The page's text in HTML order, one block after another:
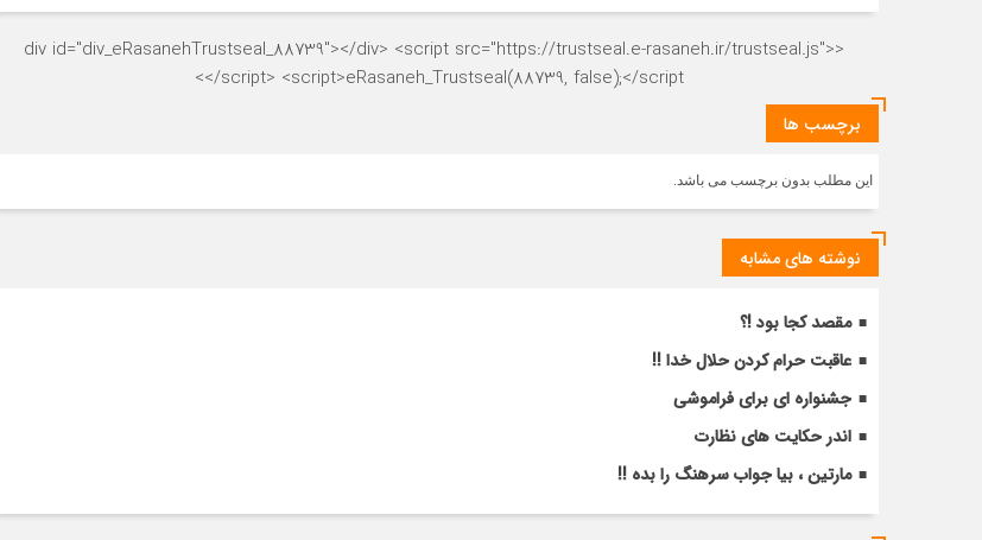
<div id="div_eRasanehTrustseal_88739"></div> <script src="https://trustseal.e-rasaneh.ir/trustseal.js">
</script> <script>eRasaneh_Trustseal(88739, false);</script>
برچسب ها
این مطلب بدون برچسب می باشد.
نوشته های مشابه
مقصد کجا بود !؟
عاقبت حرام کردن حلال خدا !!
جشنواره ای برای فراموشی
اندر حکایت های نظارت
مارتین ، بیا جواب سرهنگ را بده !!